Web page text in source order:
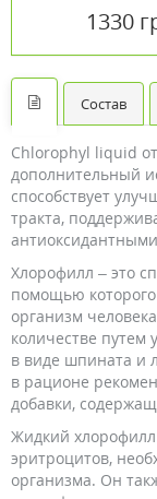
1330
Состав
Chlorophyl liquid
дополнительный
способствует
тракта,
Хлорофилл – это
помощью
организм
количестве
в виде шпината и
в рационе
добавки,
Жидкий хлорофилл
эритроцитов,
организма. Он